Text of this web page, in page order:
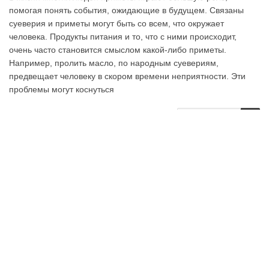
помогая понять события, ожидающие в будущем. Связаны
суеверия и приметы могут быть со всем, что окружает
человека. Продукты питания и то, что с ними происходит,
очень часто становится смыслом какой-либо приметы.
Например, пролить масло, по народным суевериям,
предвещает человеку в скором времени неприятности. Эти
проблемы могут коснуться